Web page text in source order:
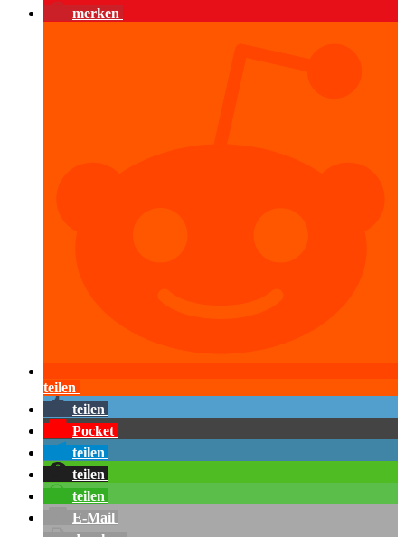
merken
teilen
teilen
Pocket
teilen
teilen
teilen
E-Mail